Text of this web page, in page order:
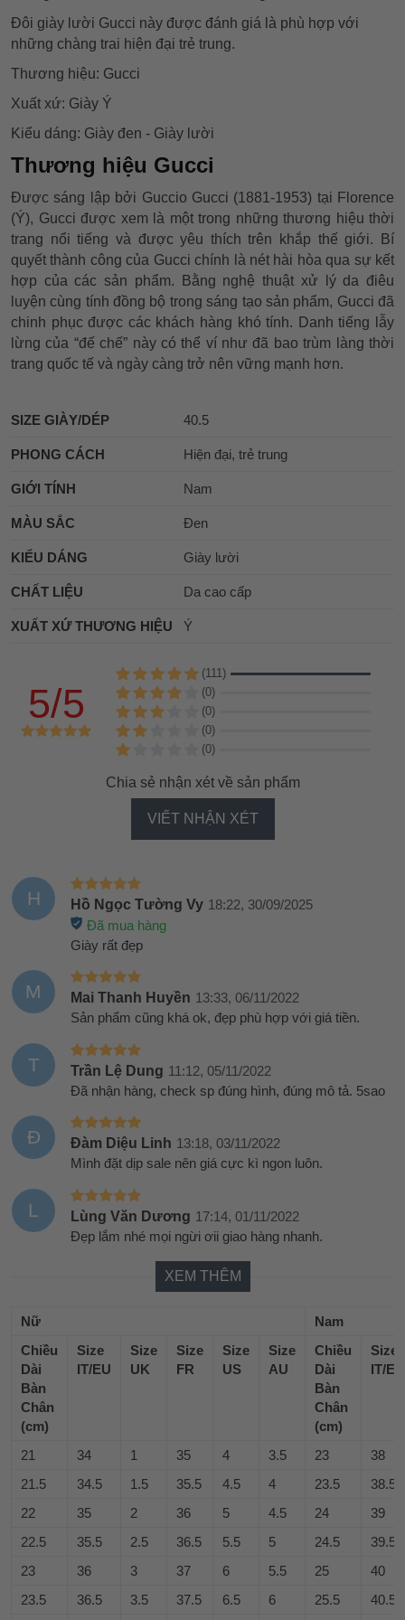
Đôi giày lười Gucci này được đánh giá là phù hợp với
những chàng trai hiện đại trẻ trung.
Thương hiệu: Gucci
Xuất xứ: Giày Ý
Kiểu dáng: Giày đen - Giày lười
Thương hiệu Gucci
Được sáng lập bởi Guccio Gucci (1881-1953) tại Florence
(Ý), Gucci được xem là một trong những thương hiệu thời
trang nổi tiếng và được yêu thích trên khắp thế giới. Bí
quyết thành công của Gucci chính là nét hài hòa qua sự kết
hợp của các sản phẩm. Bằng nghệ thuật xử lý da điêu
luyện cùng tính đồng bộ trong sáng tạo sản phẩm, Gucci đã
chinh phục được các khách hàng khó tính. Danh tiếng lẫy
lừng của “đế chế” này có thể ví như đã bao trùm làng thời
trang quốc tế và ngày càng trở nên vững mạnh hơn.
SIZE GIÀY/DÉP 40.5
PHONG CÁCH Hiện đại, trẻ trung
GIỚI TÍNH Nam
MÀU SẮC Đen
KIỂU DÁNG Giày lười
CHẤT LIỆU Da cao cấp
XUẤT XỨ THƯƠNG HIỆU Ý
5/5
(111)
(0)
(0)
(0)
(0)
Chia sẻ nhận xét về sản phẩm
VIẾT NHẬN XÉT
H Hồ Ngọc Tường Vy 18:22, 30/09/2025
Đã mua hàng
Giày rất đẹp
M Mai Thanh Huyền 13:33, 06/11/2022
Sản phẩm cũng khá ok, đẹp phù hợp với giá tiền.
T Trần Lệ Dung 11:12, 05/11/2022
Đã nhận hàng, check sp đúng hình, đúng mô tả. 5sao
Đ Đàm Diệu Linh 13:18, 03/11/2022
Mình đặt dịp sale nên giá cực kì ngon luôn.
L Lùng Văn Dương 17:14, 01/11/2022
Đẹp lắm nhé mọi ngừi ơii giao hàng nhanh.
XEM THÊM
Nữ
Nam
Chiều
Dài
Bàn
Chân
(cm)
Size
IT/EU
Size
UK
Size
FR
Size
US
Size
AU
Chiều
Dài
Bàn
Chân
(cm)
Size
IT/EU
21 34 1 35 4 3.5 23
38
21.5
34.5 1.5 35.5 4.5 4 23.5
38.5
22
35 2 36 5 4.5 24
39
22.5
35.5 2.5 36.5 5.5 5 24.5
39.5
23
36 3 37 6 5.5 25
40
23.5
36.5 3.5 37.5 6.5 6 25.5
40.5